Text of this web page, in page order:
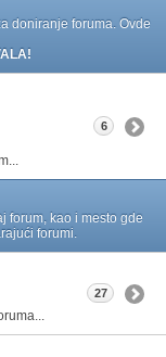
doniranje foruma. Ovde
6
forum, kao i mesto gde
forumi.
27